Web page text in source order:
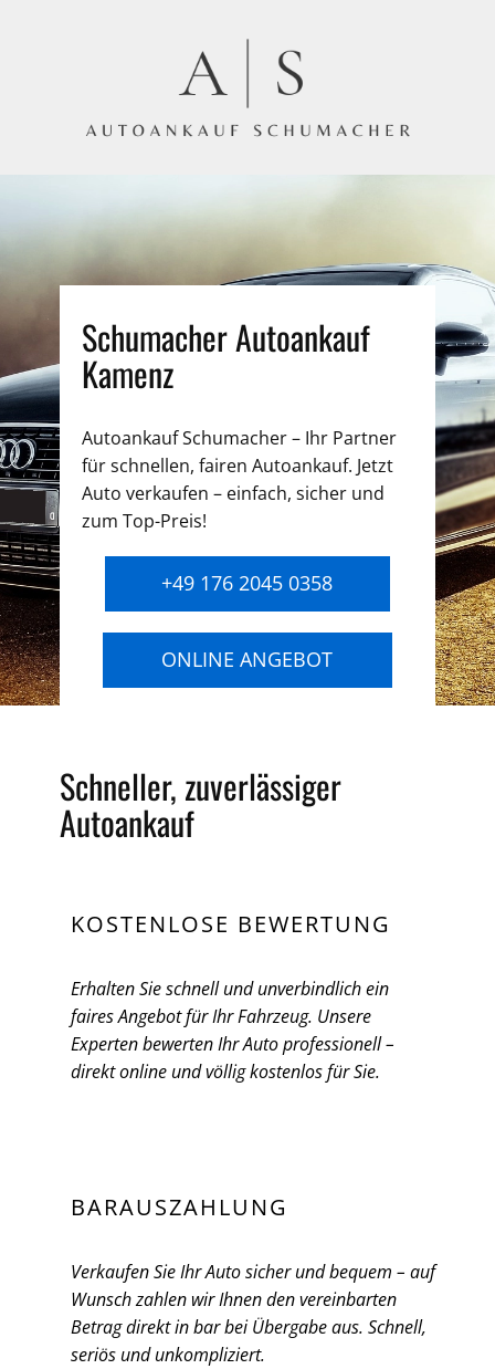
Schumacher Autoankauf
Kamenz
Autoankauf Schumacher – Ihr Partner
für schnellen, fairen Autoankauf. Jetzt
Auto verkaufen – einfach, sicher und
zum Top-Preis!
+49 176 2045 0358
ONLINE ANGEBOT
Schneller, zuverlässiger
Autoankauf
KOSTENLOSE BEWERTUNG
Erhalten Sie schnell und unverbindlich ein
faires Angebot für Ihr Fahrzeug. Unsere
Experten bewerten Ihr Auto professionell –
direkt online und völlig kostenlos für Sie.
BARAUSZAHLUNG
Verkaufen Sie Ihr Auto sicher und bequem – auf
Wunsch zahlen wir Ihnen den vereinbarten
Betrag direkt in bar bei Übergabe aus. Schnell,
seriös und unkompliziert.